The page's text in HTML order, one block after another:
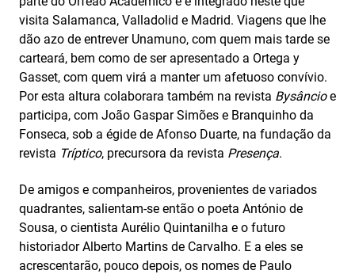
visita Salamanca, Valladolid e Madrid. Viagens que lhe
dão azo de entrever Unamuno, com quem mais tarde se
carteará, bem como de ser apresentado a Ortega y
Gasset, com quem virá a manter um afetuoso convívio.
Por esta altura colaborara também na revista Bysâncioe
participa, com João Gaspar Simões e Branquinho da
Fonseca, sob a égide de Afonso Duarte, na fundação da
revista Tríptico, precursora da revista Presença.
De amigos e companheiros, provenientes de variados
quadrantes, salientam-se então o poeta António de
Sousa, o cientista Aurélio Quintanilha e o futuro
historiador Alberto Martins de Carvalho. E a eles se
acrescentarão, pouco depois, os nomes de Paulo